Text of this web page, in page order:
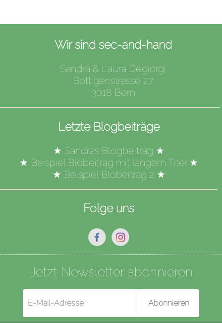
Wir sind sec-and-hand
Sandra & Laura Degiorgi
Bottigenstrasse 27
3018 Bern
Letzte Blogbeiträge
★ Sandras Blogbeitrag ★
★ Beispiel Blobeitrag mit langem Titel★
★ Beispiel Blobeitrag 2 ★
Folge uns
Jetzt Newsletter abonnieren
Abonnieren